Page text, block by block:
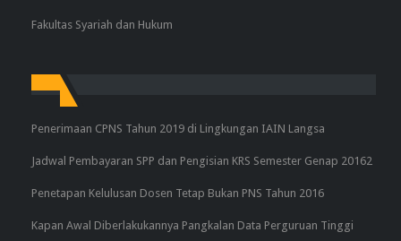
Fakultas Syariah dan Hukum
Penerimaan CPNS Tahun 2019 di Lingkungan IAIN Langsa
Jadwal Pembayaran SPP dan Pengisian KRS Semester Genap 20162
Penetapan Kelulusan Dosen Tetap Bukan PNS Tahun 2016
Kapan Awal Diberlakukannya Pangkalan Data Perguruan Tinggi